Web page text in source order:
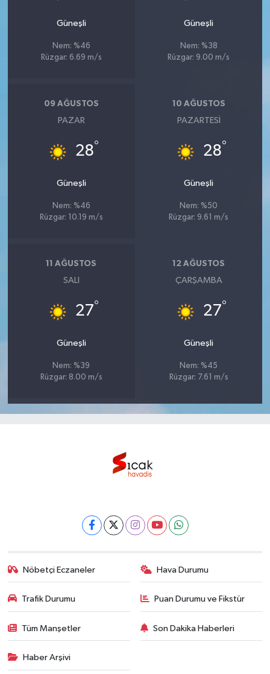
Güneşli
Nem: %46
Rüzgar: 6.69 m/s
Güneşli
Nem: %38
Rüzgar: 9.00 m/s
09 AĞUSTOS
PAZAR
28°
Güneşli
Nem: %46
Rüzgar: 10.19 m/s
10 AĞUSTOS
PAZARTESI
28°
Güneşli
Nem: %50
Rüzgar: 9.61 m/s
11 AĞUSTOS
SALI
27°
Güneşli
Nem: %39
Rüzgar: 8.00 m/s
12 AĞUSTOS
ÇARŞAMBA
27°
Güneşli
Nem: %45
Rüzgar: 7.61 m/s
Nöbetçi Eczaneler Hava Durumu
Trafik Durumu Puan Durumu ve Fikstür
Tüm Manşetler Son Dakika Haberleri
Haber Arşivi